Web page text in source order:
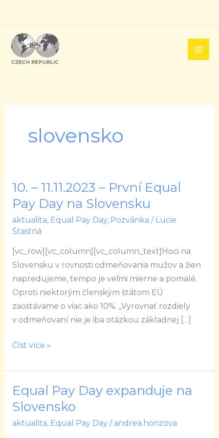
obsah
slovensko
10. – 11.11.2023 – První Equal
Pay Day na Slovensku
aktualita, Equal Pay Day, Pozvánka / Lucie
Šťastná
[vc_row][vc_column][vc_column_text]Hoci na
Slovensku v rovnosti odmeňovania mužov a žien
napredujeme, tempo je veľmi mierne a pomalé.
Oproti niektorým členským štátom EÚ
zaostávame o viac ako 10%. „Vyrovnať rozdiely
v odmeňovaní nie je iba otázkou základnej […]
10.
–
11.11.2023
–
Equal
Pay
Day
na
Slovensku
Číst více »
Equal Pay Day expanduje na
Slovensko
aktualita, Equal Pay Day/ andrea.honzova
Equal
Pay
expanduje